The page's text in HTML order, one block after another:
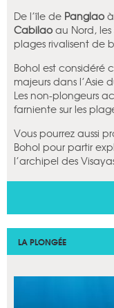
De l’île de Panglao
Cabilao au Nord,
plages rivalisent de
Bohol est considéré
majeurs dans l’Asie
Les non-plongeurs
farniente sur les
Vous pourrez aussi
Bohol pour partir
l’archipel des
LA PLONGÉE